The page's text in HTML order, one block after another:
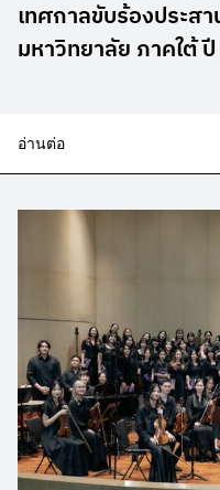
เทศกาลขับร้องประส
มหาวิทยาลัย ภาคใต้
อ่านต่อ